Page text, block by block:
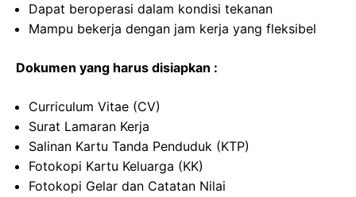
Dapat beroperasi dalam kondisi tekanan
Mampu bekerja dengan jam kerja yang fleksibel
Dokumen yang harus disiapkan :
Curriculum Vitae (CV)
Surat Lamaran Kerja
Salinan Kartu Tanda Penduduk (KTP)
Fotokopi Kartu Keluarga (KK)
Fotokopi Gelar dan Catatan Nilai